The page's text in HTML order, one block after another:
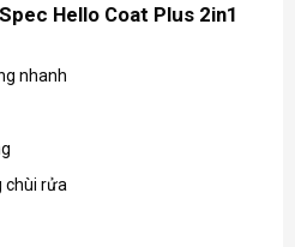
Hello Coat Plus 2in1
nhanh
chùi rửa